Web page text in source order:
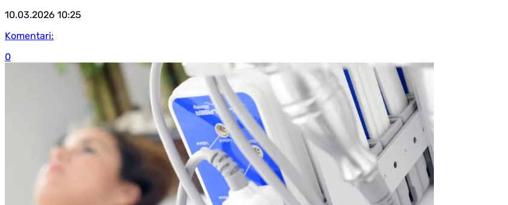
10.03.2026 10:25
Komentari:
0